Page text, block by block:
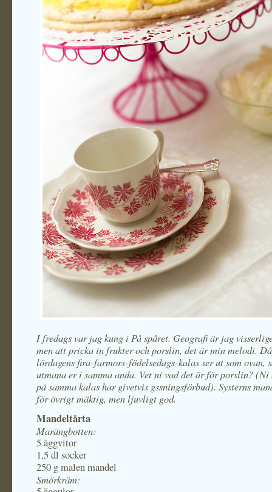
I fredags var jag kung i På spåret. Geografi är jag
men att pricka in frukter och porslin, det är min melodi.
lördagens fira-farmors-födelsedags-kalas ser ut som ovan,
utmana er i samma anda. Vet ni vad det är för porslin? (Ni
på samma kalas har givetvis gssningsförbud). Systerns
för övrigt mäktig, men ljuvligt god.
Mandeltårta
Marängbotten:
5 äggvitor
1,5 dl socker
250 g malen mandel
Smörkräm: